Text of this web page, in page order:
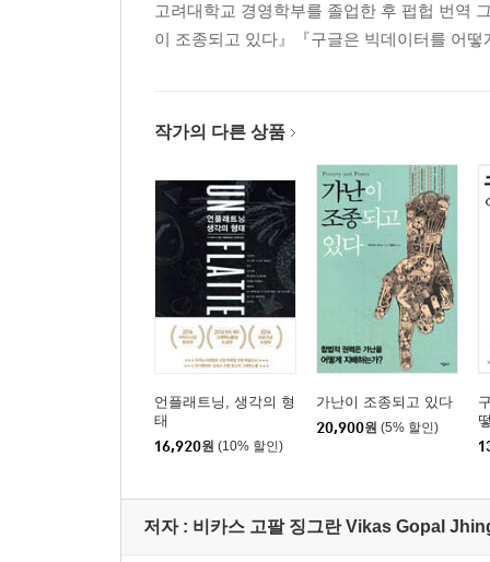
13 말이 아닌 감정을 다룰 줄 아는 사람이 이긴다
14 경청에도 기술이 필요하다
Epilogue _내 인생을 바꾼 세 번의 스피치
고려대학교 경영학부를 졸업한 후 펍헙 번역
이 조종되고 있다』『구글은 빅데이터를 어
작가의 다른 상품
언플래트닝, 생각의 형
태
16,920원 (10% 할인)
가난이 조종되고 있다
20,900원 (5% 할인)
저자 : 비카스 고팔 징그란 Vikas Gopal